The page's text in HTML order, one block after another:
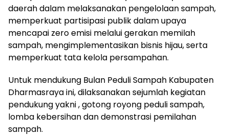
daerah dalam melaksanakan pengelolaan sampah,
memperkuat partisipasi publik dalam upaya
mencapai zero emisi melalui gerakan memilah
sampah, mengimplementasikan bisnis hijau, serta
memperkuat tata kelola persampahan.
Untuk mendukung Bulan Peduli Sampah Kabupaten
Dharmasraya ini, dilaksanakan sejumlah kegiatan
pendukung yakni , gotong royong peduli sampah,
lomba kebersihan dan demonstrasi pemilahan
sampah.